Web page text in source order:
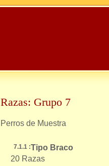
Razas: Grupo 7
Perros de Muestra
7.1.1 :Tipo Braco
20 Razas